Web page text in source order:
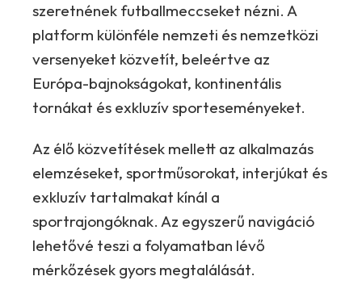
szeretnének futballmeccseket nézni. A
platform különféle nemzeti és nemzetközi
versenyeket közvetít, beleértve az
Európa-bajnokságokat, kontinentális
tornákat és exkluzív sporteseményeket.
Az élő közvetítések mellett az alkalmazás
elemzéseket, sportműsorokat, interjúkat és
exkluzív tartalmakat kínál a
sportrajongóknak. Az egyszerű navigáció
lehetővé teszi a folyamatban lévő
mérkőzések gyors megtalálását.